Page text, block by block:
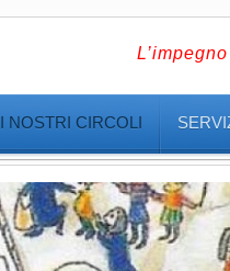
I NOSTRI CIRCOLI